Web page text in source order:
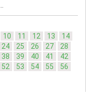
10 11 12 13
14
24 25 26 27
28
38 39 40 41
42
52 53 54 55
56